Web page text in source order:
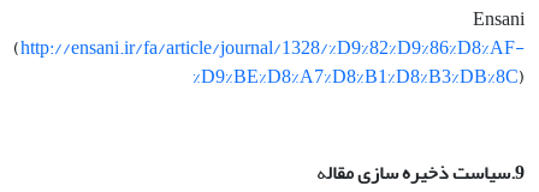
Ensani
(http://ensani.ir/fa/article/journal/1328/%D9%82%D9%86%D8%AF-
%D9%BE%D8%A7%D8%B1%D8%B3%DB%8C)
9.سیاست ذخیره سازی مقال
ه